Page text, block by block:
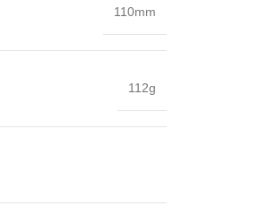
110mm
112g